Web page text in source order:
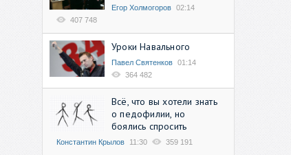
Егор Холмогоров 02:14
407 748
Уроки Навального
Павел Святенков 01:14
364 482
Всё, что вы хотели знать
о педофилии, но
боялись спросить
Константин Крылов 11:30 359 191